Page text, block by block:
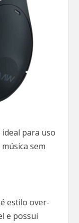
ideal para uso
sem
estilo over-
e possui